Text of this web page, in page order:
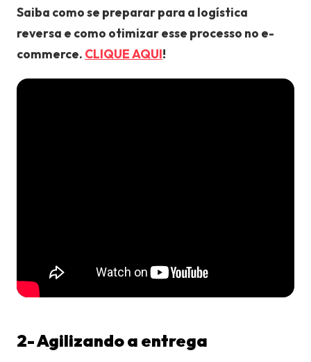
Saiba como se preparar para a logística
reversa e como otimizar esse processo no e-
commerce. CLIQUE AQUI!
2- Agilizando a entrega